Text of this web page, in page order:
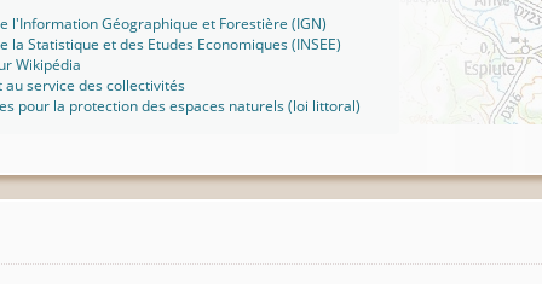
l'Information Géographique et Forestière (IGN)
la Statistique et des Etudes Economiques (INSEE)
Wikipédia
au service des collectivités
pour la protection des espaces naturels (loi littoral)